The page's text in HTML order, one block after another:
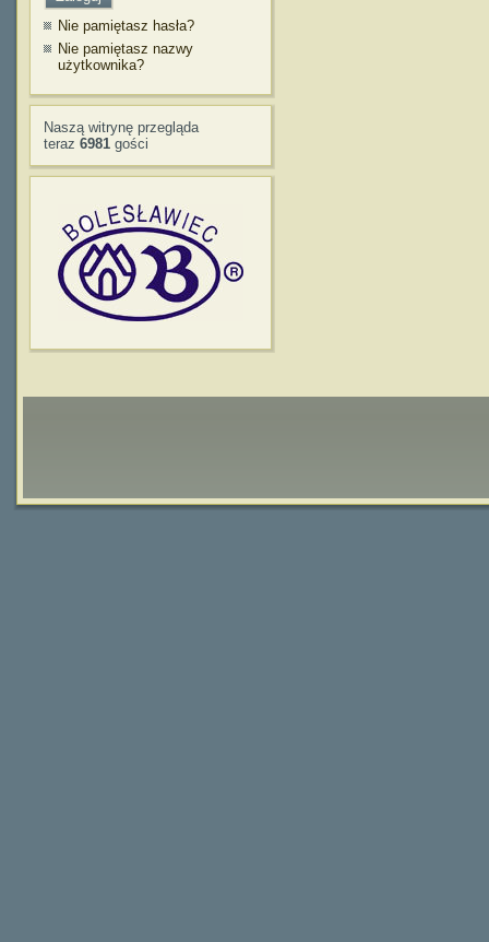
Nie pamiętasz hasła?
Nie pamiętasz nazwy
użytkownika?
Naszą witrynę przegląda
teraz 6981 gości